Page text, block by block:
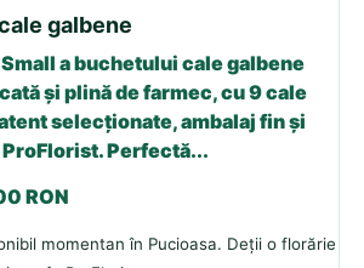
galbene
a buchetului cale galbene
și plină de farmec, cu 9 cale
selecționate, ambalaj fin și
Perfectă...
RON
momentan în Pucioasa. Deții o florărie